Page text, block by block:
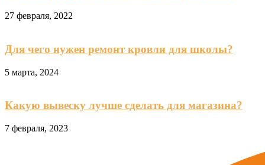
27 февраля, 2022
Для чего нужен ремонт кровли для школы?
5 марта, 2024
Какую вывеску лучше сделать для магазина?
7 февраля, 2023